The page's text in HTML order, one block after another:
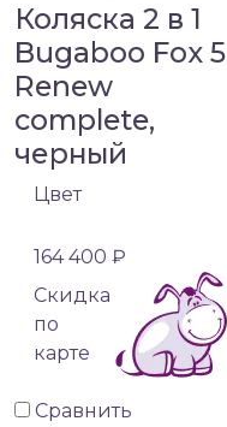
Коляска 2 в 1
Bugaboo Fox 5
Renew
complete,
черный
Цвет
164 400 ₽
Cкидка
по
карте
Сравнить